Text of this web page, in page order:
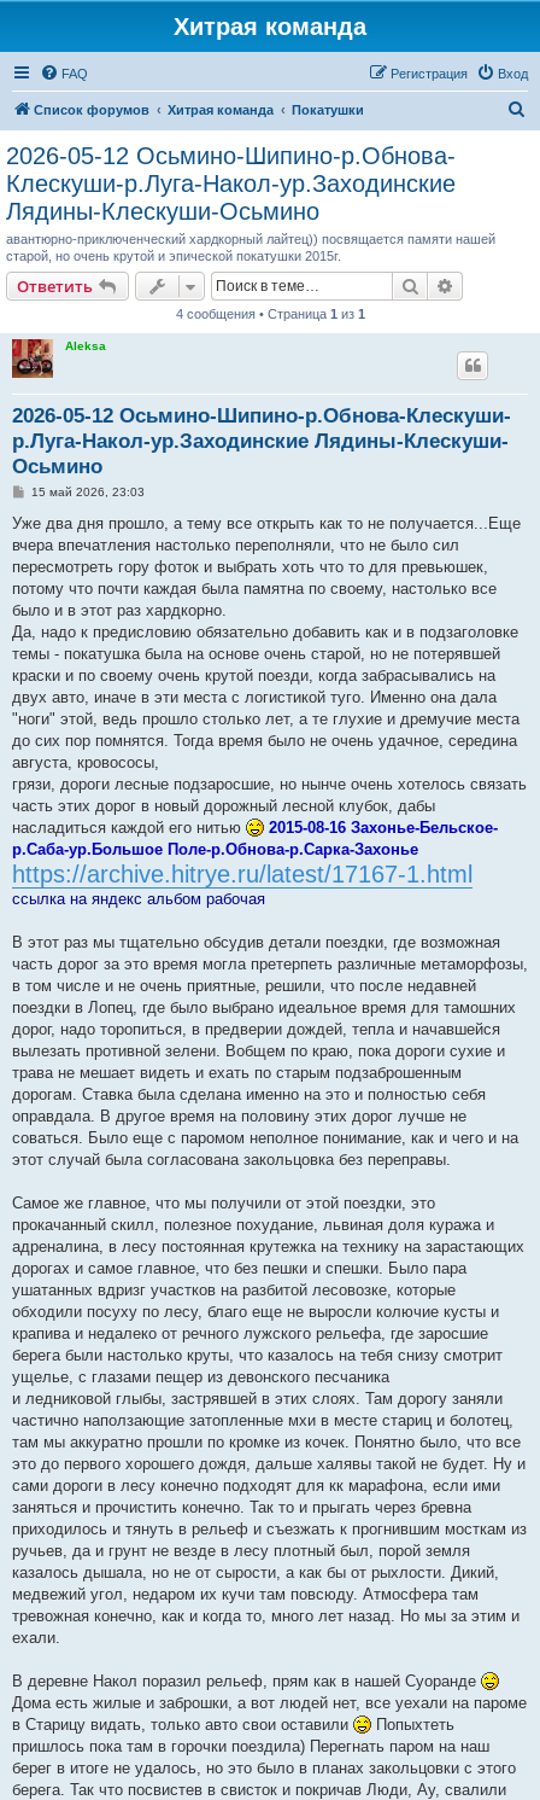
Хитрая команда
FAQ Вход
Регистрация
Список форумов Хитрая команда Покатушки
2026-05-12 Осьмино-Шипино-р.Обнова-
Клескуши-р.Луга-Накол-ур.Заходинские
Лядины-Клескуши-Осьмино
авантюрно-приключенческий хардкорный лайтец)) посвящается памяти нашей
старой, но очень крутой и эпической покатушки 2015г.
Ответить Поиск
4 сообщения • Страница 1 из 1
Aleksa
2026-05-12 Осьмино-Шипино-р.Обнова-Клескуши-
р.Луга-Накол-ур.Заходинские Лядины-Клескуши-
Осьмино
С
о
щ
е
н
и
е
15 май 2026, 23:03
Уже два дня прошло, а тему все открыть как то не получается...Еще
вчера впечатления настолько переполняли, что не было сил
пересмотреть гору фоток и выбрать хоть что то для превьюшек,
потому что почти каждая была памятна по своему, настолько все
было и в этот раз хардкорно.
Да, надо к предисловию обязательно добавить как и в подзаголовке
темы - покатушка была на основе очень старой, но не потерявшей
краски и по своему очень крутой поезди, когда забрасывались на
двух авто, иначе в эти места с логистикой туго. Именно она дала
"ноги" этой, ведь прошло столько лет, а те глухие и дремучие места
до сих пор помнятся. Тогда время было не очень удачное, середина
августа, кровососы,
грязи, дороги лесные подзаросшие, но нынче очень хотелось связать
часть этих дорог в новый дорожный лесной клубок, дабы
насладиться каждой его нитью
2015-08-16 Захонье-Бельское-
р.Саба-ур.Большое Поле-р.Обнова-р.Сарка-Захонье
https://archive.hitrye.ru/latest/17167-1.html
ссылка на яндекс альбом рабочая
В этот раз мы тщательно обсудив детали поездки, где возможная
часть дорог за это время могла претерпеть различные метаморфозы,
в том числе и не очень приятные, решили, что после недавней
поездки в Лопец, где было выбрано идеальное время для тамошних
дорог, надо торопиться, в предверии дождей, тепла и начавшейся
вылезать противной зелени. Вобщем по краю, пока дороги сухие и
трава не мешает видеть и ехать по старым подзаброшенным
дорогам. Ставка была сделана именно на это и полностью себя
оправдала. В другое время на половину этих дорог лучше не
соваться. Было еще с паромом неполное понимание, как и чего и на
этот случай была согласована закольцовка без переправы.
Самое же главное, что мы получили от этой поездки, это
прокачанный скилл, полезное похудание, львиная доля куража и
адреналина, в лесу постоянная крутежка на технику на зарастающих
дорогах и самое главное, что без пешки и спешки. Было пара
ушатанных вдризг участков на разбитой лесовозке, которые
обходили посуху по лесу, благо еще не выросли колючие кусты и
крапива и недалеко от речного лужского рельефа, где заросшие
берега были настолько круты, что казалось на тебя снизу смотрит
ущелье, с глазами пещер из девонского песчаника
и ледниковой глыбы, застрявшей в этих слоях. Там дорогу заняли
частично наползающие затопленные мхи в месте стариц и болотец,
там мы аккуратно прошли по кромке из кочек. Понятно было, что все
это до первого хорошего дождя, дальше халявы такой не будет. Ну и
сами дороги в лесу конечно подходят для кк марафона, если ими
заняться и прочистить конечно. Так то и прыгать через бревна
приходилось и тянуть в рельеф и съезжать к прогнившим мосткам из
ручьев, да и грунт не везде в лесу плотный был, порой земля
казалось дышала, но не от сырости, а как бы от рыхлости. Дикий,
медвежий угол, недаром их кучи там повсюду. Атмосфера там
тревожная конечно, как и когда то, много лет назад. Но мы за этим и
ехали.
В деревне Накол поразил рельеф, прям как в нашей Суоранде
Дома есть жилые и заброшки, а вот людей нет, все уехали на пароме
в Старицу видать, только авто свои оставили
Попыхтеть
пришлось пока там в горочки поездила) Перегнать паром на наш
берег в итоге не удалось, но это было в планах закольцовки с этого
берега. Так что посвистев в свисток и покричав Люди, Ау, свалили